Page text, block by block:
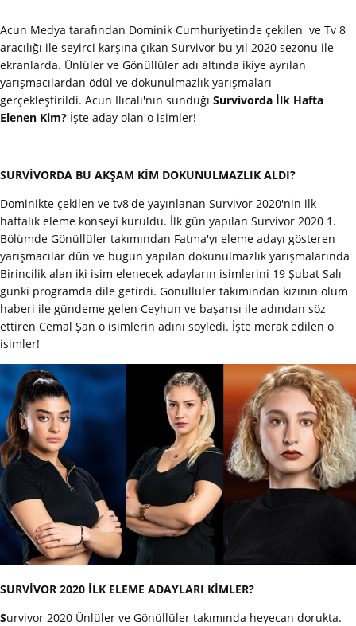
Acun Medya tarafından Dominik Cumhuriyetinde çekilen ve Tv 8
aracılığı ile seyirci karşına çıkan Survivor bu yıl 2020 sezonu ile
ekranlarda. Ünlüler ve Gönüllüler adı altında ikiye ayrılan
yarışmacılardan ödül ve dokunulmazlık yarışmaları
gerçekleştirildi. Acun Ilıcalı'nın sunduğı Survivorda İlk Hafta
Elenen Kim? İşte aday olan o isimler!
SURVİVORDA BU AKŞAM KİM DOKUNULMAZLIK ALDI?
Dominikte çekilen ve tv8'de yayınlanan Survivor 2020'nin ilk
haftalık eleme konseyi kuruldu. İlk gün yapılan Survivor 2020 1.
Bölümde Gönüllüler takımından Fatma'yı eleme adayı gösteren
yarışmacılar dün ve bugun yapılan dokunulmazlık yarışmalarında
Birincilik alan iki isim elenecek adayların isimlerini 19 Şubat Salı
günki programda dile getirdi. Gönüllüler takımından kızının ölüm
haberi ile gündeme gelen Ceyhun ve başarısı ile adından söz
ettiren Cemal Şan o isimlerin adını söyledi. İşte merak edilen o
isimler!
SURVİVOR 2020 İLK ELEME ADAYLARI KİMLER?
Survivor 2020 Ünlüler ve Gönüllüler takımında heyecan dorukta.